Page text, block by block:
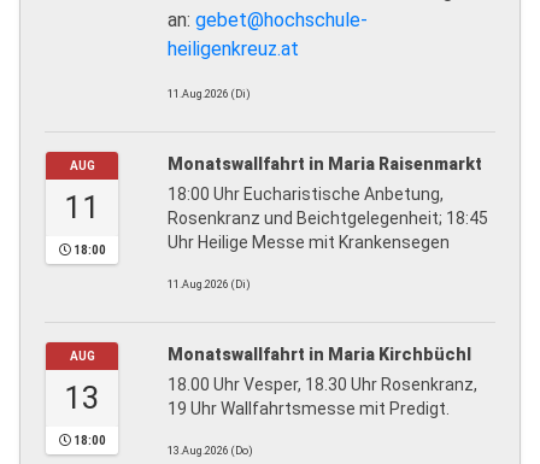
an: gebet@hochschule-
heiligenkreuz.at
11.Aug.2026 (Di)
AUG
11
18:00
Monatswallfahrt in Maria Raisenmarkt
18:00 Uhr Eucharistische Anbetung,
Rosenkranz und Beichtgelegenheit; 18:45
Uhr Heilige Messe mit Krankensegen
11.Aug.2026 (Di)
AUG
13
18:00
Monatswallfahrt in Maria Kirchbüchl
18.00 Uhr Vesper, 18.30 Uhr Rosenkranz,
19 Uhr Wallfahrtsmesse mit Predigt.
13.Aug.2026 (Do)